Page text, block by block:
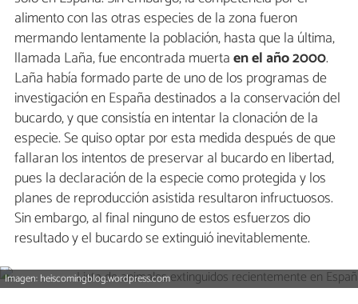
alimento con las otras especies de la zona fueron
mermando lentamente la población, hasta que la última,
llamada Laña, fue encontrada muertaen el año 2000.
Laña había formado parte de uno de los programas de
investigación en España destinados a la conservación del
bucardo, y que consistía en intentar la clonación de la
especie. Se quiso optar por esta medida después de que
fallaran los intentos de preservar al bucardo en libertad,
pues la declaración de la especie como protegida y los
planes de reproducción asistida resultaron infructuosos.
Sin embargo, al final ninguno de estos esfuerzos dio
resultado y el bucardo se extinguió inevitablemente.
Imagen: heiscomingblog.wordpress.com